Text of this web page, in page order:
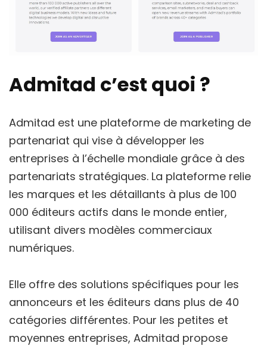
Admitad c’est quoi ?
Admitad est une plateforme de marketing de
partenariat qui vise à développer les
entreprises à l’échelle mondiale grâce à des
partenariats stratégiques. La plateforme relie
les marques et les détaillants à plus de 100
000 éditeurs actifs dans le monde entier,
utilisant divers modèles commerciaux
numériques.
Elle offre des solutions spécifiques pour les
annonceurs et les éditeurs dans plus de 40
catégories différentes. Pour les petites et
moyennes entreprises, Admitad propose